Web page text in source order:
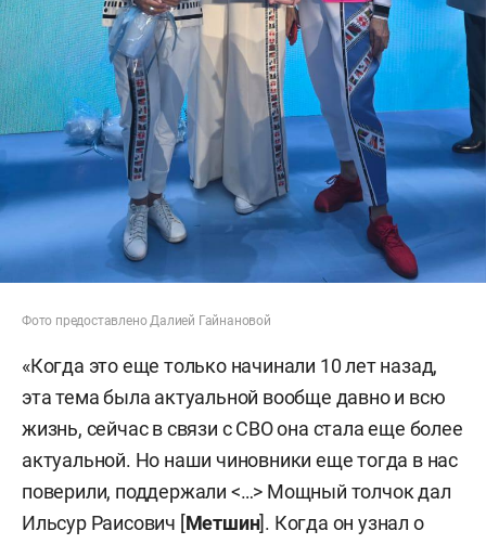
Фото предоставлено Далией Гайнановой
«Когда это еще только начинали 10 лет назад,
эта тема была актуальной вообще давно и всю
жизнь, сейчас в связи с СВО она стала еще более
актуальной. Но наши чиновники еще тогда в нас
поверили, поддержали <…> Мощный толчок дал
Ильсур Раисович [Метшин]. Когда он узнал о